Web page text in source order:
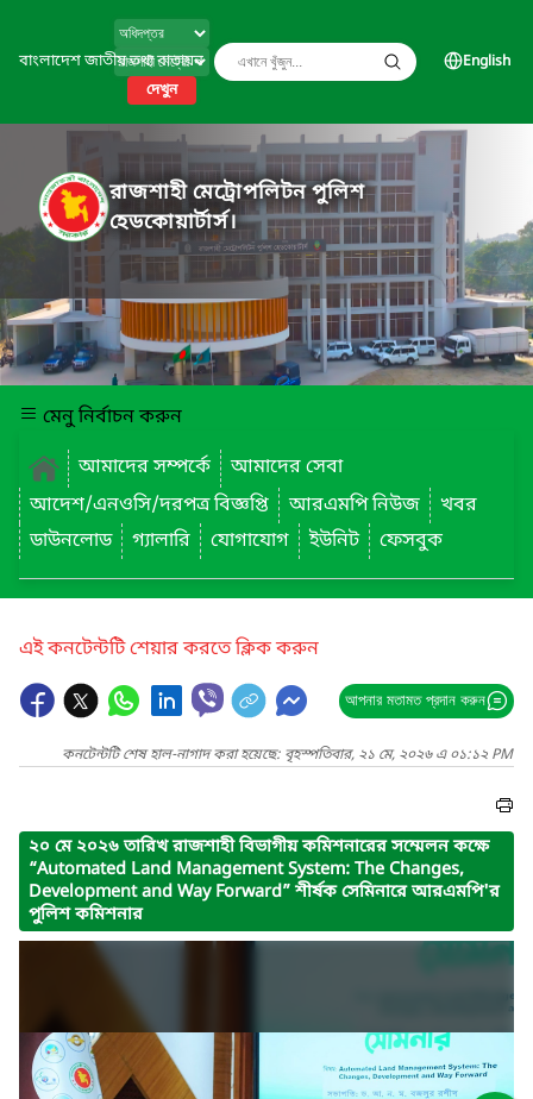
বাংলাদেশ জাতীয় তথ্য বাতায়ন
দেখুন
English
রাজশাহী মেট্রোপলিটন পুলিশ
হেডকোয়ার্টার্স।
মেনু নির্বাচন করুন
আমাদের সম্পর্কে
আমাদের সেবা
আদেশ/এনওসি/দরপত্র বিজ্ঞপ্তি
আরএমপি নিউজ
খবর
ডাউনলোড
গ্যালারি যোগাযোগ ইউনিট ফেসবুক
এই কনটেন্টটি শেয়ার করতে ক্লিক করুন
আপনার মতামত প্রদান করুন
কনটেন্টটি শেষ হাল-নাগাদ করা হয়েছে: বৃহস্পতিবার, ২১ মে, ২০২৬ এ ০১:১২ PM
২০ মে ২০২৬ তারিখ রাজশাহী বিভাগীয় কমিশনারের সম্মেলন কক্ষে
“Automated Land Management System: The Changes,
Development and Way Forward” শীর্ষক সেমিনারে আরএমপি'র
পুলিশ কমিশনার